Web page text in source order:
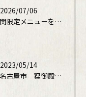
2026/07/06
機関限定メニューをレギュラーメニューに！
2023/05/14
【名古屋市 狸御殿】鉄板焼でディナータイム